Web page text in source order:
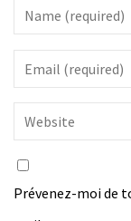
Prévenez-moi de